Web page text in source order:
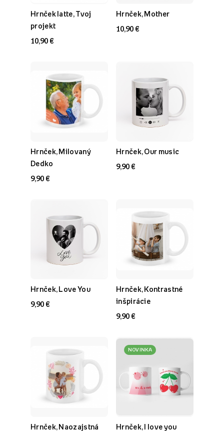
Hrnček latte, Tvoj
projekt
10,90 €
Hrnček, Mother
10,90 €
Hrnček, Milovaný
Dedko
9,90 €
Hrnček, Our music
9,90 €
Hrnček, Love You
9,90 €
Hrnček, Kontrastné
inšpirácie
9,90 €
Hrnček, Naozajstná
NOVINKA
Hrnček, I love you